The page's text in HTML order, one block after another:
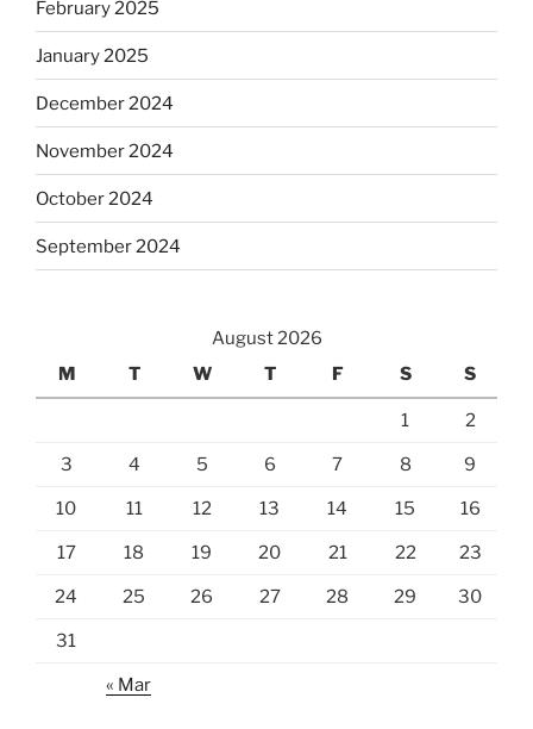
February 2025
January 2025
December 2024
November 2024
October 2024
September 2024
August 2026
M
T W T F S S
1 2
3 4 5 6 7 8 9
10 11 12 13 14 15 16
17 18 19 20 21 22 23
24 25 26 27 28 29 30
31
« Mar